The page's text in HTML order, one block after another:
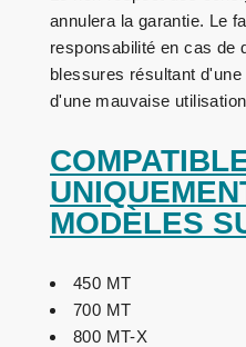
annulera la garantie. Le
responsabilité en cas de
blessures résultant
d'une mauvaise
MODÈLES
450 MT
700 MT
800 MT-X